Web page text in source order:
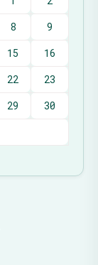
8
9
15
16
22
23
29
30